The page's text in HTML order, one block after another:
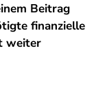
Beitrag
finanzielle
weiter